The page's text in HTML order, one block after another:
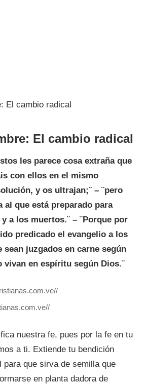
El cambio radical
les parece cosa extraña que
con ellos en el mismo
y os ultrajan;¨ – ¨pero
al que está preparado para
a los muertos.¨ – ¨Porque por
predicado el evangelio a los
sean juzgados en carne según
vivan en espíritu según Dios.¨
nuestra fe, pues por la fe en tu
a ti. Extiende tu bendición
para que sirva de semilla que
en planta dadora de